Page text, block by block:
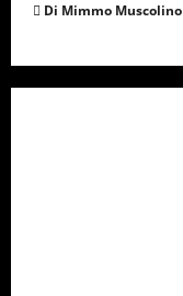
Di Mimmo Muscolino